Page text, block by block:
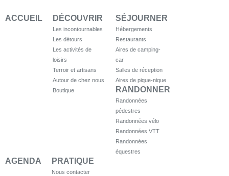
ACCUEIL DÉCOUVRIR
Les incontournables
Les détours
Les activités de
loisirs
Terroir et artisans
Autour de chez nous
Boutique
SÉJOURNER
Hébergements
Restaurants
Aires de camping-
car
Salles de réception
Aires de pique-nique
RANDONNER
Randonnées
pédestres
Randonnées vélo
Randonnées VTT
Randonnées
équestres
AGENDA PRATIQUE
Nous contacter